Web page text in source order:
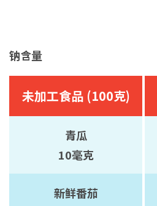
钠含量
未加工食品 (100克)
青瓜
10毫克
新鲜番茄